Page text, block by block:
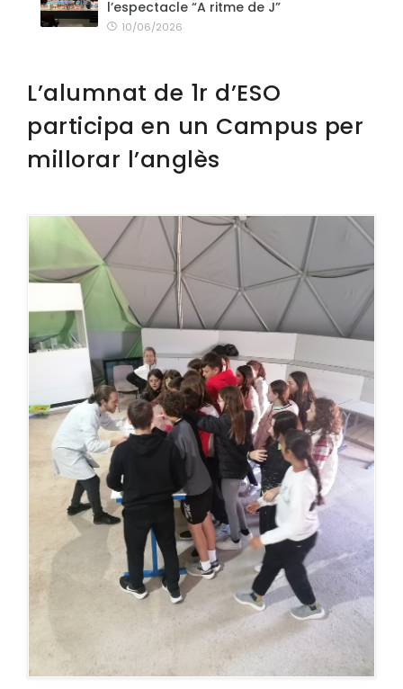
l’espectacle “A ritme de J”
10/06/2026
L’alumnat de 1r d’ESO
participa en un Campus per
millorar l’anglès